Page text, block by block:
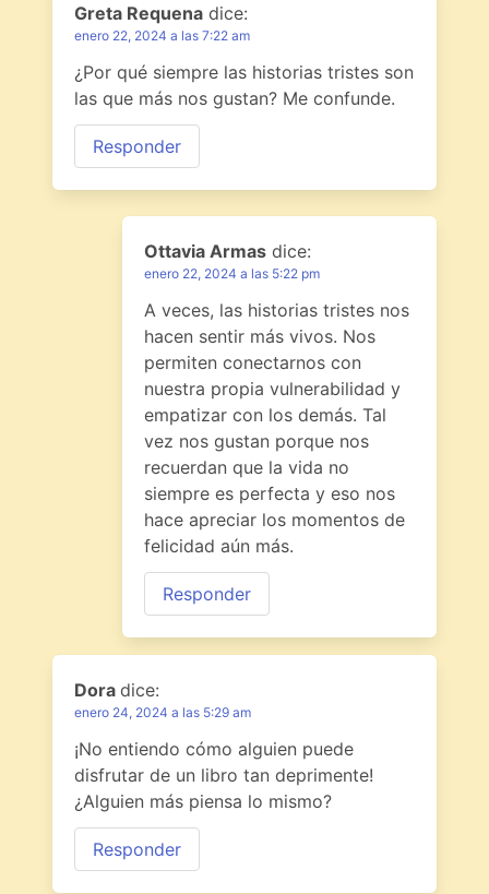
Greta Requena dice:
enero 22, 2024 a las 7:22 am
¿Por qué siempre las historias tristes son
las que más nos gustan? Me confunde.
Responder
Ottavia Armas dice:
enero 22, 2024 a las 5:22 pm
A veces, las historias tristes nos
hacen sentir más vivos. Nos
permiten conectarnos con
nuestra propia vulnerabilidad y
empatizar con los demás. Tal
vez nos gustan porque nos
recuerdan que la vida no
siempre es perfecta y eso nos
hace apreciar los momentos de
felicidad aún más.
Responder
Dora dice:
enero 24, 2024 a las 5:29 am
¡No entiendo cómo alguien puede
disfrutar de un libro tan deprimente!
¿Alguien más piensa lo mismo?
Responder